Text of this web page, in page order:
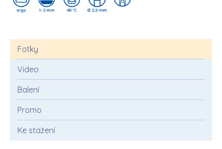
Fotky
Video
Balení
Promo
Ke stažení